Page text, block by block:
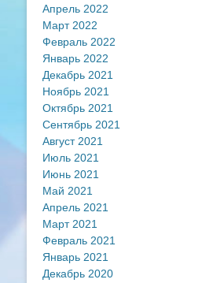
Апрель 2022
Март 2022
Февраль 2022
Январь 2022
Декабрь 2021
Ноябрь 2021
Октябрь 2021
Сентябрь 2021
Август 2021
Июль 2021
Июнь 2021
Май 2021
Апрель 2021
Март 2021
Февраль 2021
Январь 2021
Декабрь 2020